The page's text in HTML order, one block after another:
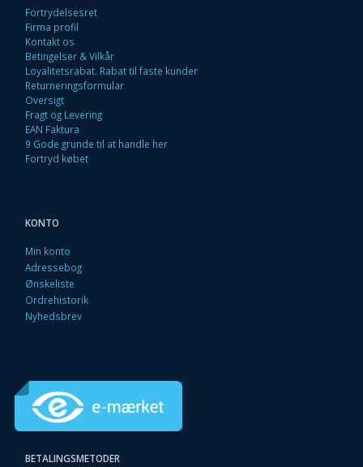
Fortrydelsesret
Firma profil
Kontakt os
Betingelser & Vilkår
Loyalitetsrabat. Rabat til faste kunder
Returneringsformular
Oversigt
Fragt og Levering
EAN Faktura
9 Gode grunde til at handle her
Fortryd købet
KONTO
Min konto
Adressebog
Ønskeliste
Ordrehistorik
Nyhedsbrev
BETALINGSMETODER